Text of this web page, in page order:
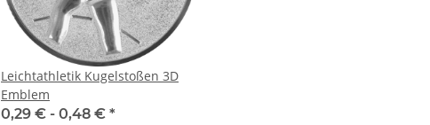
Leichtathletik Kugelstoßen 3D
Emblem
0,29 € - 0,48 € *